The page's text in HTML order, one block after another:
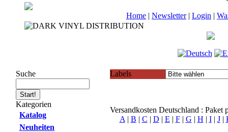
Home | Newsletter| Login |
Suche
Kategorien
Katalog
Neuheiten
Labels
Versandkosten Deutschland : Paket
A | B | C | D | E | F| G | H | I| J|